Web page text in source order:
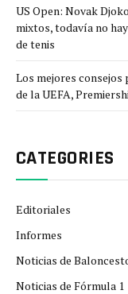
US Open: Novak
mixtos, todavía no
de tenis
Los mejores
de la UEFA,
CATEGORIES
Editoriales
Informes
Noticias de
Noticias de Fórmula 1